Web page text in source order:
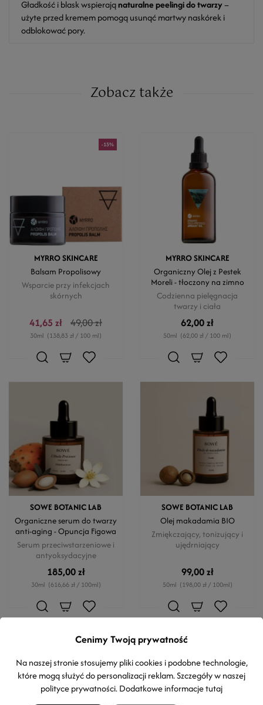
Gładkość i blask wspierająnaturalne peelingi do twarzy–
użyte przed kremem pomogą usunąć martwy naskórek i
odblokować pory.
Zobacz także
-15%
MYRRO SKINCARE
Balsam Propolisowy
Wsparcie przy infekcjach
skórnych
41,65 zł 49,00 zł
30ml (138,83 zł / 100 ml)
MYRRO SKINCARE
Organiczny Olej z Pestek
Moreli - tłoczony na zimno
Codzienna pielęgnacja
twarzy i ciała
62,00 zł
50ml (62,00 zł / 100 ml)
SOWE BOTANIC LAB
Organiczne serum do twarzy
anti-aging - Opuncja Figowa
Serum przeciwstarzeniowe i
antyoksydacyjne
185,00 zł
30ml (616,66 zł / 100ml)
SOWE BOTANIC LAB
Olej makadamia BIO
Zmiękczający, tonizujący i
ujędrniający
99,00 zł
50ml (198,00 zł / 100ml)
Cenimy Twoją prywatność
Na naszej stronie stosujemy pliki cookies i podobne technologie,
które mogą służyć do personalizacji reklam. Szczegóły w naszej
polityce prywatności. Dodatkowe informacjetutaj